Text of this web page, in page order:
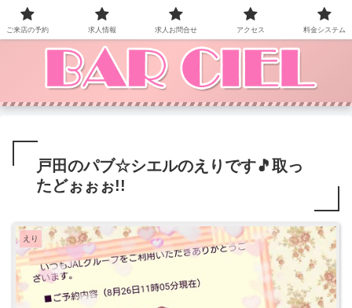
BAR CIEL！ご来店お待ちしています。
戸田のパブ☆シエルのえりです🎵取っ
たどぉぉぉ!!
えり
ご来店の予約 求人情報 求人お問合せ アクセス 料金システム